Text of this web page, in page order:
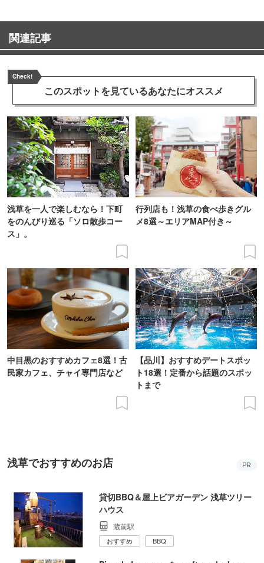
関連記事
Check!
このスポットを見ているあなたにオススメ
浅草を一人で楽しむなら！下町
をのんびり巡る「ソロ散歩コー
ス」。
行列店も！浅草の食べ歩きグル
メ8選～エリアMAP付き～
中目黒のおすすめカフェ8選！古
民家カフェ、チャイ専門店など
【品川】おすすめデートスポッ
ト18選！定番から話題のスポッ
トまで
浅草でおすすめのお店 PR
貸切BBQ＆屋上ビアガーデン 浅草ツリー
ハウス
蔵前駅
おすすめ BBQ